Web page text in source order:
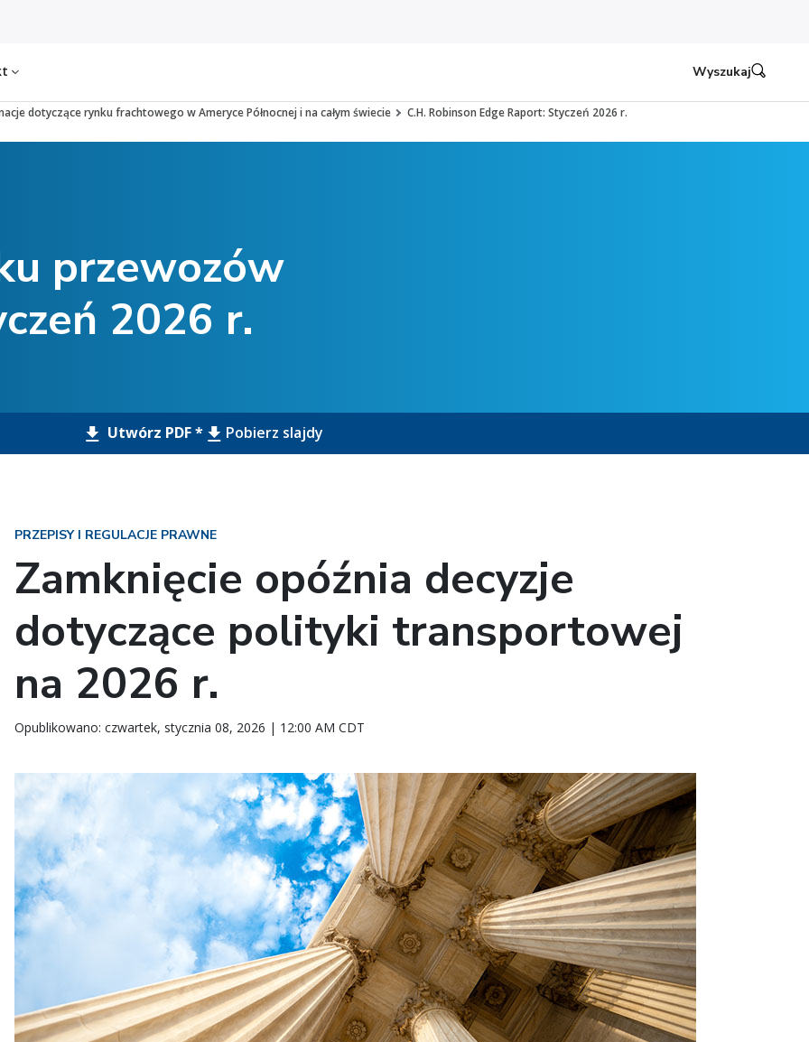
Wyszukaj
dotyczące rynku frachtowego w Ameryce Północnej i na całym świecie
C.H. Robinson Edge Raport: Styczeń 2026 r.
przewozów
2026 r.
Utwórz PDF * Pobierz slajdy
PRZEPISY I REGULACJE PRAWNE
Zamknięcie opóźnia decyzje
dotyczące polityki transportowej
na 2026 r.
Opublikowano: czwartek, stycznia 08, 2026 | 12:00 AM CDT